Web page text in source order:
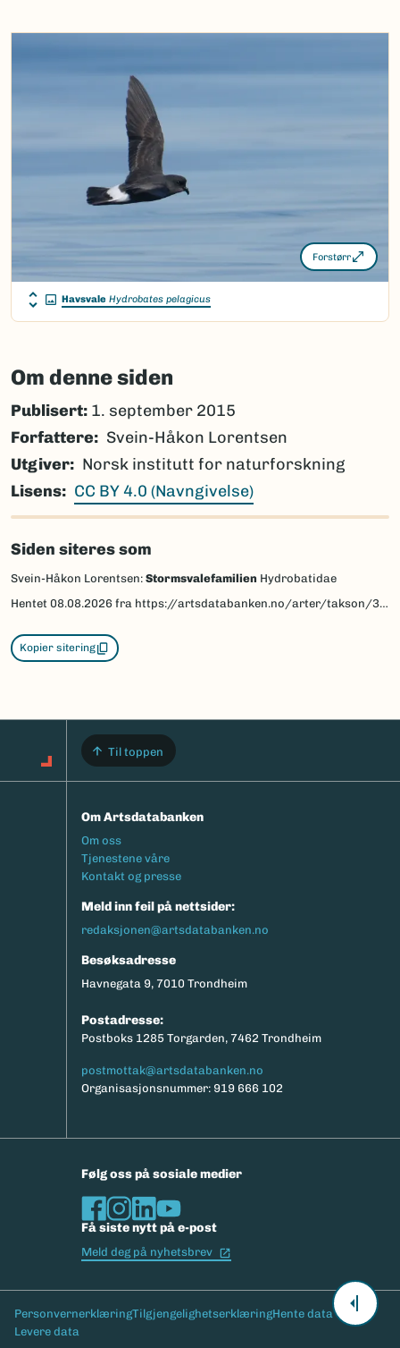
Forstørr
Havsvale Hydrobates pelagicus
Om denne siden
Publisert: 1. september 2015
Forfattere
Svein-Håkon Lorentsen
Utgiver
Norsk institutt for naturforskning
Lisens
CC BY 4.0 (Navngivelse)
Siden siteres som
Svein-Håkon Lorentsen: Stormsvalefamilien Hydrobatidae
Hentet 08.08.2026 fra https://artsdatabanken.no/arter/takson/3898/beskrivelse
Kopier sitering
Til toppen
Om Artsdatabanken
Footermeny
Om oss
Tjenestene våre
Kontakt og presse
Meld inn feil på nettsider:
redaksjonen@artsdatabanken.no
Besøksadresse
Havnegata 9, 7010 Trondheim
Postadresse:
Postboks 1285 Torgarden, 7462 Trondheim
postmottak@artsdatabanken.no
Organisasjonsnummer: 919 666 102
Følg oss på sosiale medier
Få siste nytt på e-post
Meld deg på nyhetsbrev
Bunntekst
PersonvernerklæringTilgjengelighetserklæringHente data
Levere data